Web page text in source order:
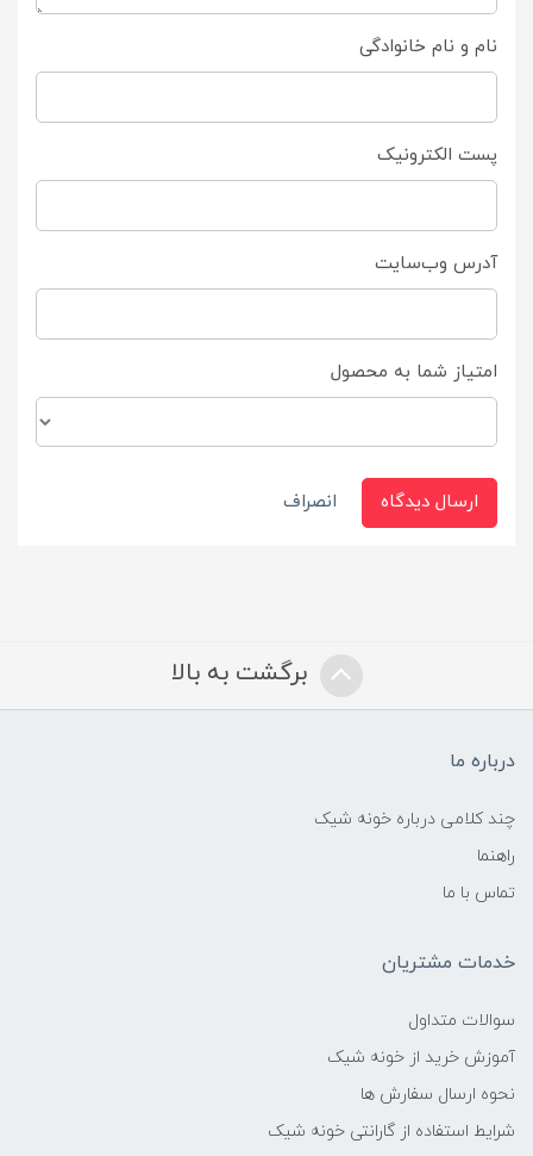
نام و نام خانوادگی
پست الکترونیک
آدرس وب‌سایت
امتیاز شما به محصول
ارسال دیدگاه انصراف
برگشت به بالا
درباره ما
چند کلامی درباره خونه شیک
راهنما
تماس با ما
خدمات مشتریان
سوالات متداول
آموزش خرید از خونه شیک
نحوه ارسال سفارش ها
شرایط استفاده از گارانتی خونه شیک